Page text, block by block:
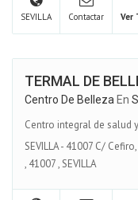
SEVILLA Contactar Ver
TERMAL DE
Centro De Belleza En
Centro integral de salud
SEVILLA - 41007 C/
, 41007,SEVILLA